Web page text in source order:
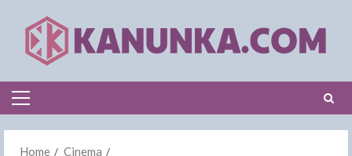
content
Primary
Home
Cinema